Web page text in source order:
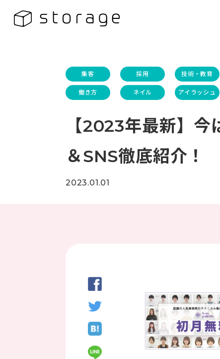
集客 採用 技術・教育
働き方 ネイル アイラッシュ
【2023年最新】
＆SNS徹底紹介！
2023.01.01